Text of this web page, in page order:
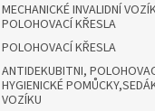
MECHANICKÉ INVALIDNÍ
POLOHOVACÍ KŘESLA
POLOHOVACÍ KŘESLA
ANTIDEKUBITNI,
HYGIENICKÉ
VOZÍKU